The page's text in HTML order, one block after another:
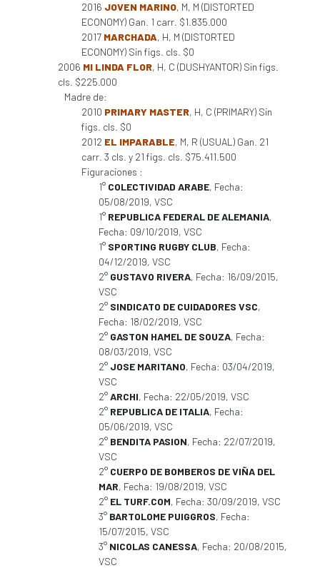
2016 JOVEN MARINO, M, M (DISTORTED
ECONOMY) Gan. 1 carr. $1.835.000
2017 MARCHADA, H, M (DISTORTED
ECONOMY) Sin figs. cls. $0
2006 MI LINDA FLOR, H, C (DUSHYANTOR) Sin figs.
cls. $225.000
Madre de:
2010 PRIMARY MASTER, H, C (PRIMARY) Sin
figs. cls. $0
2012 EL IMPARABLE, M, R (USUAL) Gan. 21
carr. 3 cls. y 21 figs. cls. $75.411.500
Figuraciones :
1° COLECTIVIDAD ARABE, Fecha:
05/08/2019, VSC
1° REPUBLICA FEDERAL DE ALEMANIA,
Fecha: 09/10/2019, VSC
1° SPORTING RUGBY CLUB, Fecha:
04/12/2019, VSC
2° GUSTAVO RIVERA, Fecha: 16/09/2015,
VSC
2° SINDICATO DE CUIDADORES VSC,
Fecha: 18/02/2019, VSC
2° GASTON HAMEL DE SOUZA, Fecha:
08/03/2019, VSC
2° JOSE MARITANO, Fecha: 03/04/2019,
VSC
2°ARCHI, Fecha: 22/05/2019, VSC
2° REPUBLICA DE ITALIA, Fecha:
05/06/2019, VSC
2° BENDITA PASION, Fecha: 22/07/2019,
VSC
2° CUERPO DE BOMBEROS DE VIÑA DEL
MAR, Fecha: 19/08/2019, VSC
2° EL TURF.COM, Fecha: 30/09/2019, VSC
3° BARTOLOME PUIGGROS, Fecha:
15/07/2015, VSC
3° NICOLAS CANESSA, Fecha: 20/08/2015,
VSC